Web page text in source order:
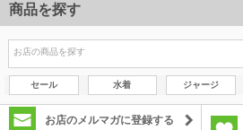
商品を探す
セール 水着 ジャージ
お店のメルマガに登録する